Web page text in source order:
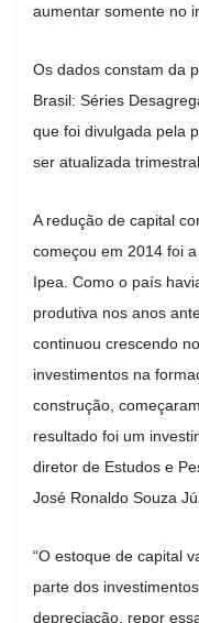
aumentar somente no
Os dados constam da
Brasil: Séries
que foi divulgada pela
ser atualizada
A redução de capital
começou em 2014 foi
Ipea. Como o país
produtiva nos anos
continuou crescendo
investimentos na
construção,
resultado foi um
diretor de Estudos e
José Ronaldo Souza
“O estoque de capital
parte dos
depreciação, repor